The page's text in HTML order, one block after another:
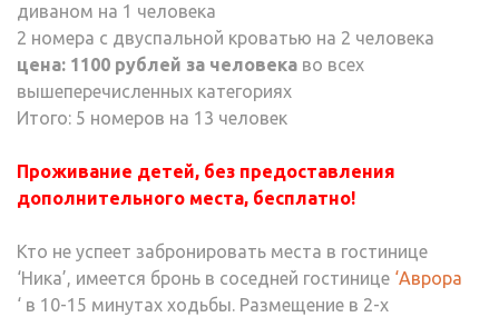
диваном на 1 человека
2 номера с двуспальной кроватью на 2 человека
цена: 1100 рублей за человека во всех
вышеперечисленных категориях
Итого: 5 номеров на 13 человек
Проживание детей, без предоставления
дополнительного места, бесплатно!
Кто не успеет забронировать места в гостинице
‘Ника’, имеется бронь в соседней гостинице ‘Аврора
‘ в 10-15 минутах ходьбы. Размещение в 2-х